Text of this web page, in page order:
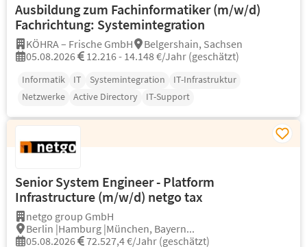
Ausbildung zum Fachinformatiker (m/w/d)
Fachrichtung: Systemintegration
KÖHRA – Frische GmbH
Belgershain, Sachsen
05.08.2026
12.216 - 14.148 €/Jahr (geschätzt)
Informatik IT Systemintegration
IT-Infrastruktur
Netzwerke
Active Directory IT-Support
Senior System Engineer - Platform
Infrastructure (m/w/d) netgo tax
netgo group GmbH
Berlin |Hamburg |München, Bayern...
05.08.2026
72.527,4 €/Jahr (geschätzt)